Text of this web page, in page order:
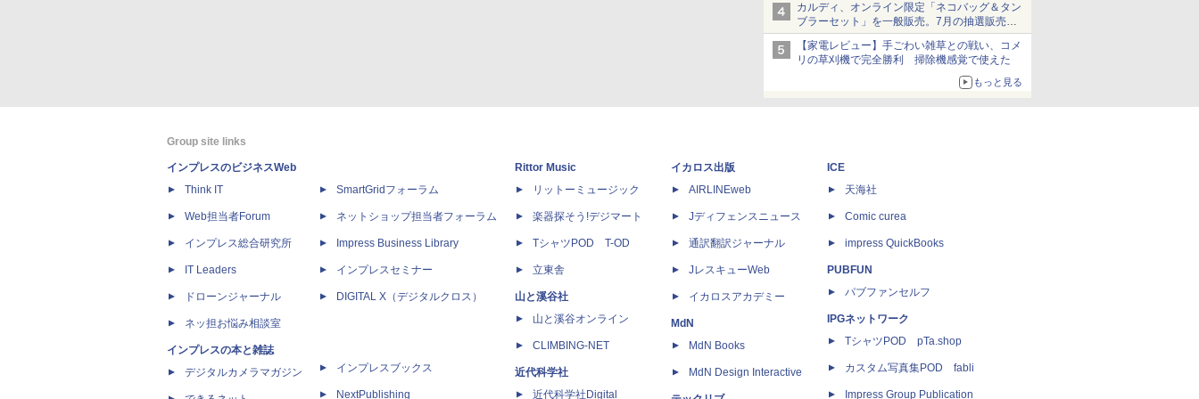
カルディ、オンライン限定「ネコバッグ＆タン
ブラーセット」を一般販売。7月の抽選販売の
当選無効分
【家電レビュー】手ごわい雑草との戦い、コメ
リの草刈機で完全勝利 掃除機感覚で使えた
もっと見る
Group site links
インプレスのビジネスWeb
Think IT
Web担当者Forum
インプレス総合研究所
IT Leaders
ドローンジャーナル
ネッ担お悩み相談室
インプレスの本と雑誌
デジタルカメラマガジン
SmartGridフォーラム
ネットショップ担当者フォーラム
Impress Business Library
インプレスセミナー
DIGITAL X（デジタルクロス）
インプレスブックス
NextPublishing
Rittor Music
リットーミュージック
楽器探そう!デジマート
TシャツPOD T-OD
立東舎
山と溪谷社
山と溪谷オンライン
CLIMBING-NET
近代科学社
近代科学社Digital
イカロス出版
AIRLINEweb
Jディフェンスニュース
通訳翻訳ジャーナル
JレスキューWeb
イカロスアカデミー
MdN
MdN Books
MdN Design Interactive
ICE
天海社
Comic curea
impress QuickBooks
PUBFUN
パブファンセルフ
IPGネットワーク
TシャツPOD pTa.shop
カスタム写真集POD fabli
Impress Group Publication